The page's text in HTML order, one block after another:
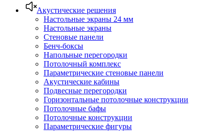
Акустические решения
Настольные экраны 24 мм
Настольные экраны
Стеновые панели
Бенч-боксы
Напольные перегородки
Потолочный комплекс
Параметрические стеновые панели
Акустические кабины
Подвесные перегородки
Горизонтальные потолочные конструкции
Потолочные бафы
Потолочные конструкции
Параметрические фигуры